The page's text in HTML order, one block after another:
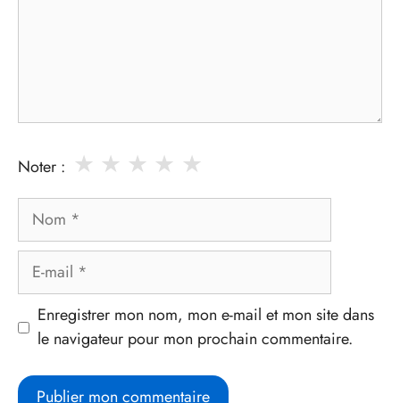
Noter : ★
★
★
★
★
Nom
Enregistrer mon nom, mon e-mail et mon site dans
le navigateur pour mon prochain commentaire.